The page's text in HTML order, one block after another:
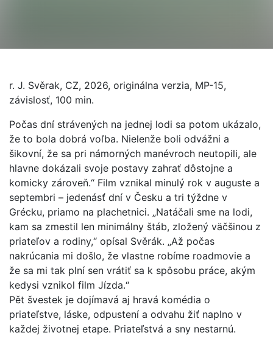
r. J. Svěrak, CZ, 2026, originálna verzia, MP-15,
závislosť, 100 min.
Počas dní strávených na jednej lodi sa potom ukázalo,
že to bola dobrá voľba. Nielenže boli odvážni a
šikovní, že sa pri námorných manévroch neutopili, ale
hlavne dokázali svoje postavy zahrať dôstojne a
komicky zároveň.“ Film vznikal minulý rok v auguste a
septembri – jedenásť dní v Česku a tri týždne v
Grécku, priamo na plachetnici. „Natáčali sme na lodi,
kam sa zmestil len minimálny štáb, zložený väčšinou z
priateľov a rodiny,“ opísal Svěrák. „Až počas
nakrúcania mi došlo, že vlastne robíme roadmovie a
že sa mi tak plní sen vrátiť sa k spôsobu práce, akým
kedysi vznikol film Jízda.“
Pět švestek je dojímavá aj hravá komédia o
priateľstve, láske, odpustení a odvahu žiť naplno v
každej životnej etape. Priateľstvá a sny nestarnú.